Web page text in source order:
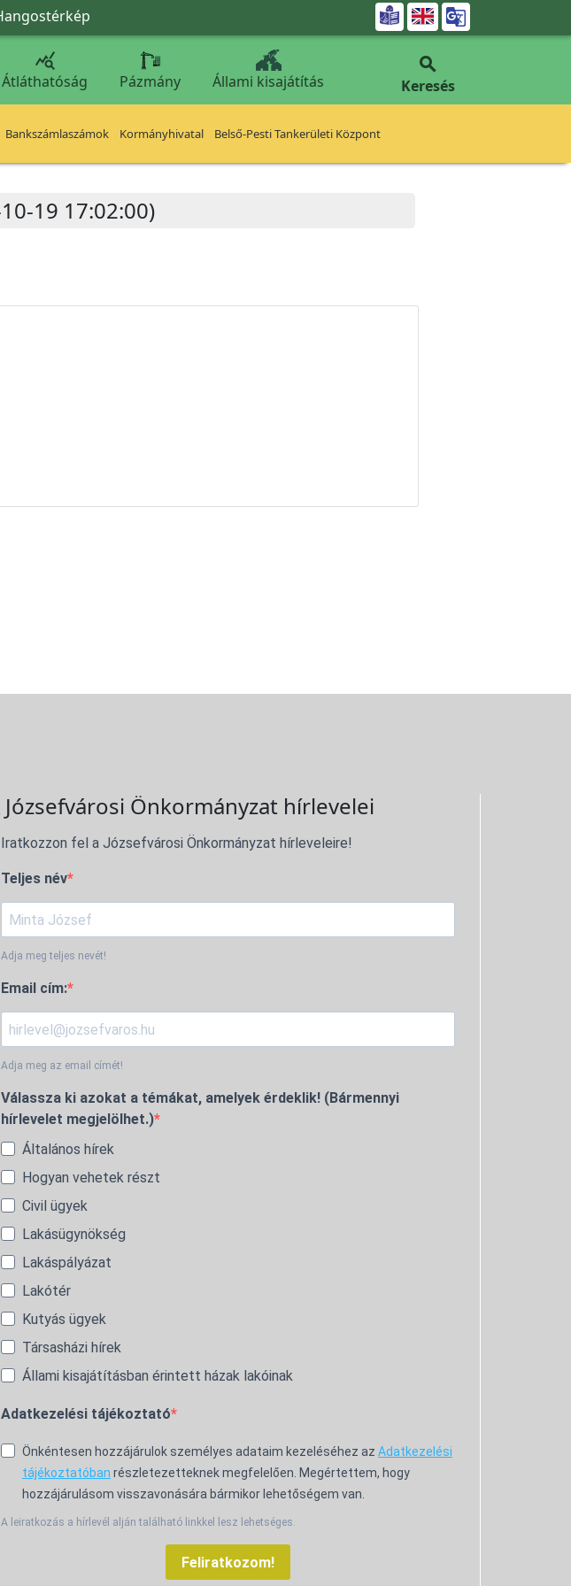


Átláthatóság Pázmány Állami kisajátítás

Keresés
Bankszámlaszámok Kormányhivatal Belső-Pesti Tankerületi Központ
10-19 17:02:00)
Józsefvárosi Önkormányzat hírlevelei
Iratkozzon fel a Józsefvárosi Önkormányzat hírleveleire!
Teljes név
Adja meg teljes nevét!
Email cím:
Adja meg az email címét!
Válassza ki azokat a témákat, amelyek érdeklik! (Bármennyi
hírlevelet megjelölhet.)
Általános hírek
Hogyan vehetek részt
Civil ügyek
Lakásügynökség
Lakáspályázat
Lakótér
Kutyás ügyek
Társasházi hírek
Állami kisajátításban érintett házak lakóinak
Adatkezelési tájékoztató
Önkéntesen hozzájárulok személyes adataim kezeléséhez az Adatkezelési
tájékoztatóban részletezetteknek megfelelően. Megértettem, hogy
hozzájárulásom visszavonására bármikor lehetőségem van.
A leiratkozás a hírlevél alján található linkkel lesz lehetséges.
Feliratkozom!